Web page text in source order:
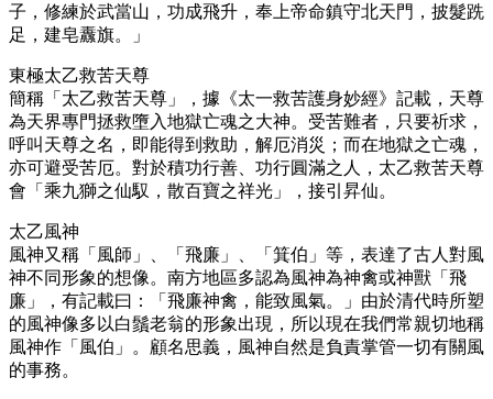
子，修練於武當山，功成飛升，奉上帝命鎮守北天門，披髮跣
足，建皂纛旗。」
東極太乙救苦天尊
簡稱「太乙救苦天尊」，據《太一救苦護身妙經》記載，天尊
為天界專門拯救墮入地獄亡魂之大神。受苦難者，只要祈求，
呼叫天尊之名，即能得到救助，解厄消災；而在地獄之亡魂，
亦可避受苦厄。對於積功行善、功行圓滿之人，太乙救苦天尊
會「乘九獅之仙馭，散百寶之祥光」，接引昇仙。
太乙風神
風神又稱「風師」、「飛廉」、「箕伯」等，表達了古人對風
神不同形象的想像。南方地區多認為風神為神禽或神獸「飛
廉」，有記載曰：「飛廉神禽，能致風氣。」由於清代時所塑
的風神像多以白鬚老翁的形象出現，所以現在我們常親切地稱
風神作「風伯」。顧名思義，風神自然是負責掌管一切有關風
的事務。